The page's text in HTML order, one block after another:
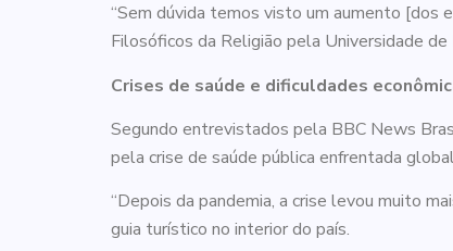
“Sem dúvida temos visto um aumento [dos
Filosóficos da Religião pela Universidade
Crises de saúde e dificuldades
Segundo entrevistados pela BBC News
pela crise de saúde pública enfrentada
“Depois da pandemia, a crise levou muito
guia turístico no interior do país.